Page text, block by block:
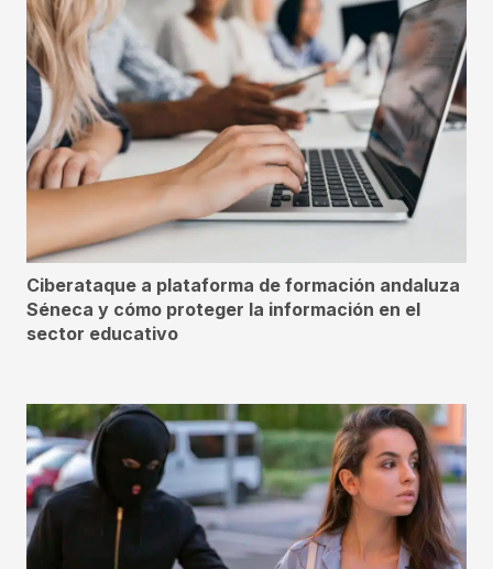
Ciberataque a plataforma de formación andaluza
Séneca y cómo proteger la información en el
sector educativo